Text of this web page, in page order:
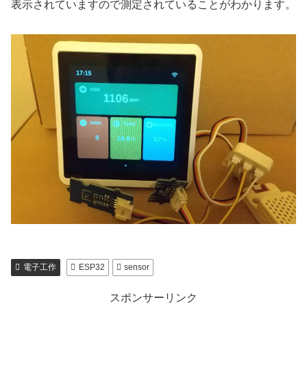
表示されていますので測定されていることがわかります。
電子工作 ESP32 sensor
スポンサーリンク